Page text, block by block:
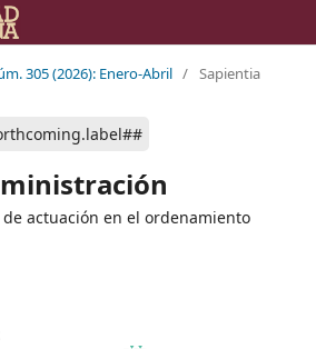
305 (2026): Enero-Abril / Sapientia
actuación en el ordenamiento